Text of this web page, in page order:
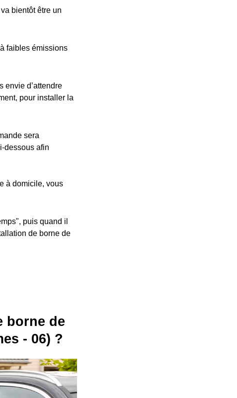
bientôt être un
faibles émissions
envie d’attendre
pour installer la
sera
dessous afin
à domicile, vous
puis quand il
de borne de
borne de
- 06) ?